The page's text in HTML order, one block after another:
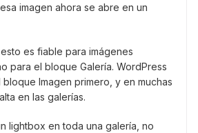
imagen ahora se abre en un
es fiable para imágenes
para el bloque Galería. WordPress
Imagen primero, y en muchas
en las galerías.
lightbox en toda una galería, no